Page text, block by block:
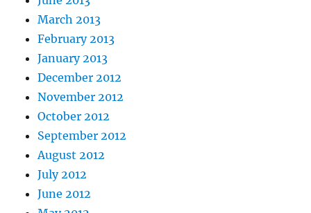
March 2013
February 2013
January 2013
December 2012
November 2012
October 2012
September 2012
August 2012
July 2012
June 2012